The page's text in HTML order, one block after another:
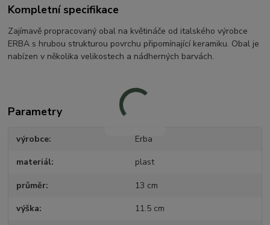
Kompletní specifikace
Zajímavě propracovaný obal na květináče od italského výrobce
ERBA s hrubou strukturou povrchu připomínající keramiku. Obal je
nabízen v několika velikostech a nádherných barvách.
Parametry
výrobce Erba
materiál plast
průměr 13 cm
výška 11.5 cm